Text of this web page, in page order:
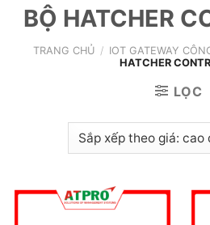
BỘ HATCHER
TRANG CHỦ / IOT GATEWAY
HATCHER
LỌC